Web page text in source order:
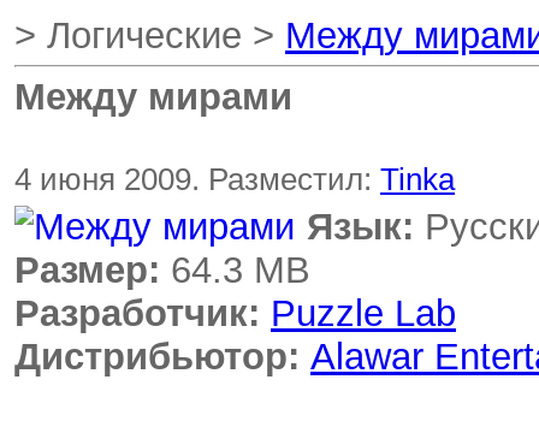
> Логические > Между
Между мирами
4 июня 2009. Разместил: Tinka
Язык:
Размер: 64.3 MB
Разработчик: Puzzle Lab
Дистрибьютор: Alawar